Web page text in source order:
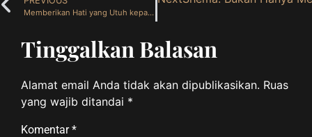
Memberikan Hati yang Utuh kepada Allah ( 2 Juni 2026 )
Tinggalkan Balasan
Alamat email Anda tidak akan dipublikasikan. Ruas
yang wajib ditandai *
Komentar*